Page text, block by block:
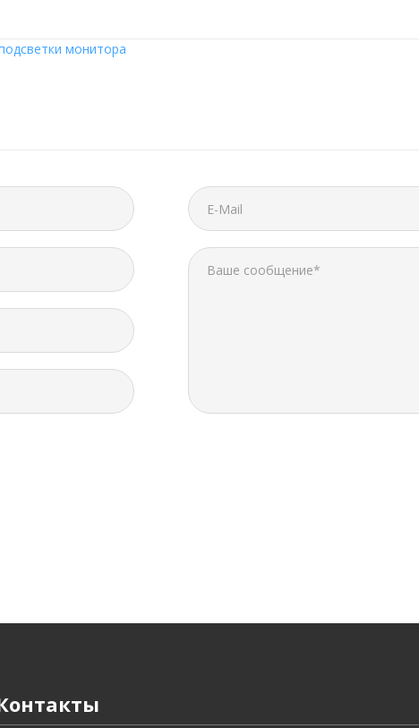
монитора